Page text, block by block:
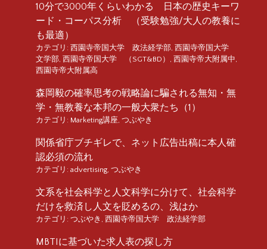
10分で3000年くらいわかる 日本の歴史キーワ
ード・コーパス分析 （受験勉強/大人の教養に
も最適）
カテゴリ: 西園寺帝国大学 政法経学部 西園寺帝国大学
文学部 西園寺帝国大学 （SGT&BD） 西園寺帝大附属中
西園寺帝大附属高
森岡毅の確率思考の戦略論に騙される無知・無
学・無教養な本邦の一般大衆たち（1）
カテゴリ: Marketing講座 つぶやき
関係省庁ブチギレで、ネット広告出稿に本人確
認必須の流れ
カテゴリ: advertising つぶやき
文系を社会科学と人文科学に分けて、社会科学
だけを救済し人文を貶めるの、浅はか
カテゴリ: つぶやき 西園寺帝国大学 政法経学部
MBTIに基づいた求人表の探し方